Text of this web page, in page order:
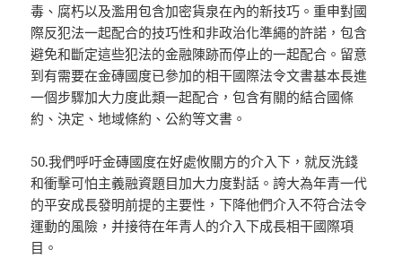
毒、腐朽以及濫用包含加密貨泉在內的新技巧。重申對國
際反犯法一起配合的技巧性和非政治化準繩的許諾，包含
避免和斷定這些犯法的金融陳跡而停止的一起配合。留意
到有需要在金磚國度已參加的相干國際法令文書基本長進
一個步驟加大力度此類一起配合，包含有關的結合國條
約、決定、地域條約、公約等文書。
50.我們呼吁金磚國度在好處攸關方的介入下，就反洗錢
和衝擊可怕主義融資題目加大力度對話。誇大為年青一代
的平安成長發明前提的主要性，下降他們介入不符合法令
運動的風險，并接待在年青人的介入下成長相干國際項
目。